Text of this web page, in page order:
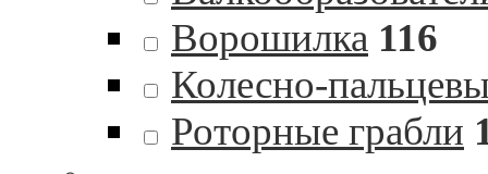
Ворошилка 116
Колесно-
Роторные грабли